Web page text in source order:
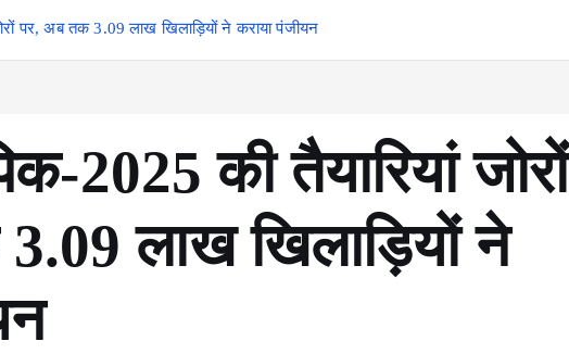
पर, अब तक 3.09 लाख खिलाड़ियों ने कराया पंजीयन
2025 की तैयारियां जोरों
लाख खिलाड़ियों ने